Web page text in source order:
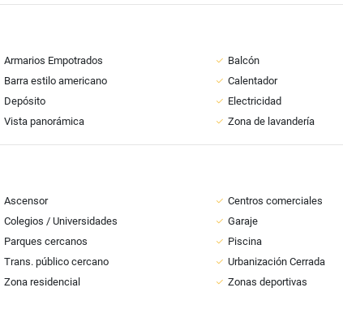
Armarios Empotrados
Balcón
Barra estilo americano
Calentador
Depósito
Electricidad
Vista panorámica Zona de lavandería
Ascensor
Centros comerciales
Colegios / Universidades
Garaje
Parques cercanos
Piscina
Trans. público cercano
Urbanización Cerrada
Zona residencial
Zonas deportivas